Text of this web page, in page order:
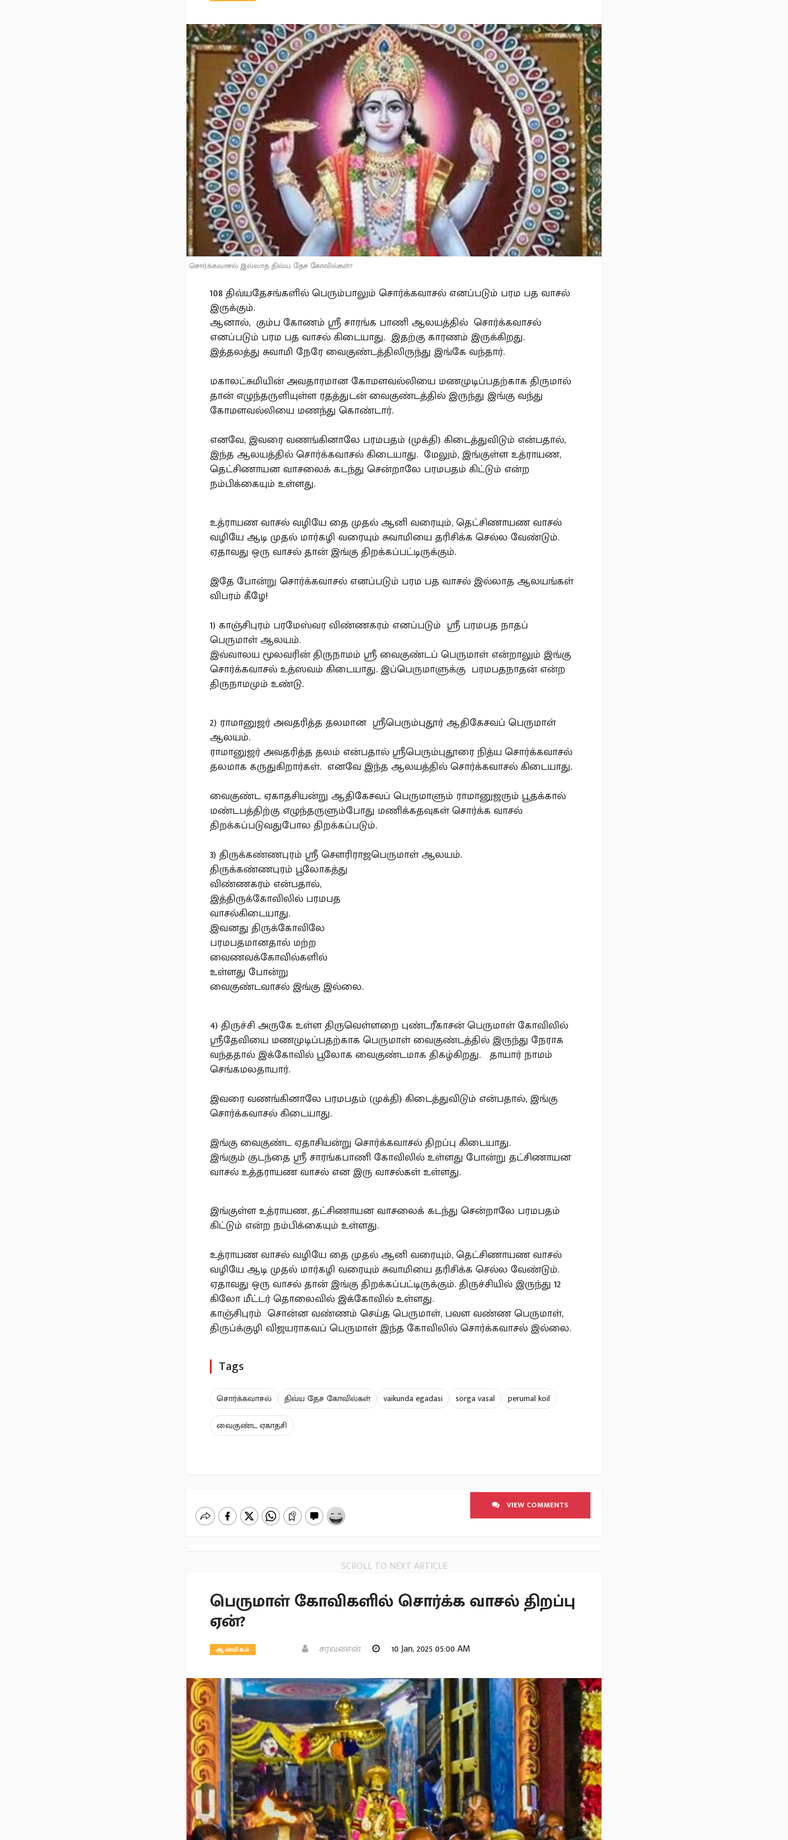
சொர்க்கவாசல் இல்லாத திவ்ய தேச கோவில்கள்?
108 திவ்யதேசங்களில் பெரும்பாலும் சொர்க்கவாசல் எனப்படும் பரம பத வாசல்
இருக்கும்.
ஆனால், கும்ப கோணம் ஸ்ரீ சாரங்க பாணி ஆலயத்தில் சொர்க்கவாசல்
எனப்படும் பரம பத வாசல் கிடையாது. இதற்கு காரணம் இருக்கிறது.
இத்தலத்து சுவாமி நேரே வைகுண்டத்திலிருந்து இங்கே வந்தார்.
மகாலட்சுமியின் அவதாரமான கோமளவல்லியை மணமுடிப்பதற்காக திருமால்
தான் எழுந்தருளியுள்ள ரதத்துடன் வைகுண்டத்தில் இருந்து இங்கு வந்து
கோமளவல்லியை மணந்து கொண்டார்.
எனவே, இவரை வணங்கினாலே பரமபதம் (முக்தி) கிடைத்துவிடும் என்பதால்,
இந்த ஆலயத்தில் சொர்க்கவாசல் கிடையாது. மேலும், இங்குள்ள உத்ராயண,
தெட்சிணாயன வாசலைக் கடந்து சென்றாலே பரமபதம் கிட்டும் என்ற
நம்பிக்கையும் உள்ளது.
உத்ராயண வாசல் வழியே தை முதல் ஆனி வரையும், தெட்சிணாயண வாசல்
வழியே ஆடி முதல் மார்கழி வரையும் சுவாமியை தரிசிக்க செல்ல வேண்டும்.
ஏதாவது ஒரு வாசல் தான் இங்கு திறக்கப்பட்டிருக்கும்.
இதே போன்று சொர்க்கவாசல் எனப்படும் பரம பத வாசல் இல்லாத ஆலயங்கள்
விபரம் கீழே!
1) காஞ்சிபுரம் பரமேஸ்வர விண்ணகரம் எனப்படும் ஸ்ரீ பரமபத நாதப்
பெருமாள் ஆலயம்.
இவ்வாலய மூலவரின் திருநாமம் ஸ்ரீ வைகுண்டப் பெருமாள் என்றாலும் இங்கு
சொர்க்கவாசல் உத்ஸவம் கிடையாது. இப்பெருமாளுக்கு பரமபதநாதன் என்ற
திருநாமமும் உண்டு.
2) ராமானுஜர் அவதரித்த தலமான ஸ்ரீபெரும்புதூர் ஆதிகேசவப் பெருமாள்
ஆலயம்.
ராமானுஜர் அவதரித்த தலம் என்பதால் ஸ்ரீபெரும்புதூரை நித்ய சொர்க்கவாசல்
தலமாக கருதுகிறார்கள். எனவே இந்த ஆலயத்தில் சொர்க்கவாசல் கிடையாது.
வைகுண்ட ஏகாதசியன்று ஆதிகேசவப் பெருமாளும் ராமானுஜரும் பூதக்கால்
மண்டபத்திற்கு எழுந்தருளும்போது மணிக்கதவுகள் சொர்க்க வாசல்
திறக்கப்படுவதுபோல திறக்கப்படும்.
3) திருக்கண்ணபுரம் ஸ்ரீ சௌரிராஜபெருமாள் ஆலயம்.
திருக்கண்ணபுரம் பூலோகத்து
விண்ணகரம் என்பதால்,
இத்திருக்கோவிலில் பரமபத
வாசல்கிடையாது.
இவனது திருக்கோவிலே
பரமபதமானதால் மற்ற
வைணவக்கோவில்களில்
உள்ளது போன்று
வைகுண்டவாசல் இங்கு இல்லை.
4) திருச்சி அருகே உள்ள திருவெள்ளறை புண்டரீகாசன் பெருமாள் கோவிலில்
ஸ்ரீதேவியை மணமுடிப்பதற்காக பெருமாள் வைகுண்டத்தில் இருந்து நேராக
வந்ததால் இக்கோவில் பூலோக வைகுண்டமாக திகழ்கிறது. தாயார் நாமம்
செங்கமலதாயார்.
இவரை வணங்கினாலே பரமபதம் (முக்தி) கிடைத்துவிடும் என்பதால், இங்கு
சொர்க்கவாசல் கிடையாது.
இங்கு வைகுண்ட ஏதாசியன்று சொர்க்கவாசல் திறப்பு கிடையாது.
இங்கும் குடந்தை ஸ்ரீ சாரங்கபாணி கோவிலில் உள்ளது போன்று தட்சிணாயன
வாசல் உத்தராயண வாசல் என இரு வாசல்கள் உள்ளது.
இங்குள்ள உத்ராயண, தட்சிணாயன வாசலைக் கடந்து சென்றாலே பரமபதம்
கிட்டும் என்ற நம்பிக்கையும் உள்ளது.
உத்ராயண வாசல் வழியே தை முதல் ஆனி வரையும், தெட்சிணாயண வாசல்
வழியே ஆடி முதல் மார்கழி வரையும் சுவாமியை தரிசிக்க செல்ல வேண்டும்.
ஏதாவது ஒரு வாசல் தான் இங்கு திறக்கப்பட்டிருக்கும். திருச்சியில் இருந்து 12
கிலோ மீட்டர் தொலைவில் இக்கோவில் உள்ளது.
காஞ்சிபுரம் சொன்ன வண்ணம் செய்த பெருமாள், பவள வண்ண பெருமாள்,
திருப்க்குழி விஜயராகவப் பெருமாள் இந்த கோவிலில் சொர்க்கவாசல் இல்லை.
Tags
சொர்க்கவாசல் திவ்ய தேச கோவில்கள் vaikunda egadasi sorga vasal
perumal koil
வைகுண்ட ஏகாதசி
VIEW COMMENTS
SCROLL TO NEXT ARTICLE
பெருமாள் கோவிகளில் சொர்க்க வாசல் திறப்பு
ஏன்?
ஆன்மிகம் சரவணன் 10 Jan, 2025 05:00 AM